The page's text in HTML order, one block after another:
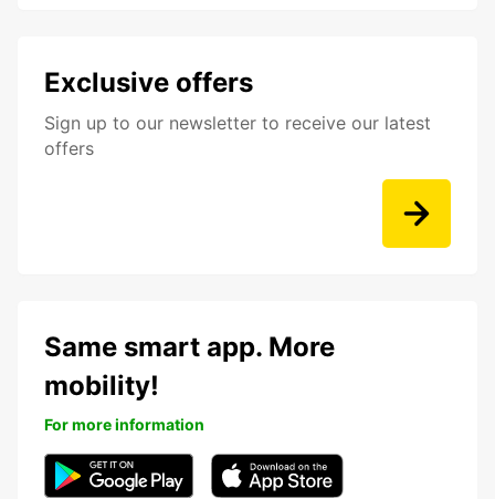
Exclusive offers
Sign up to our newsletter to receive our latest
offers
Same smart app. More
mobility!
For more information